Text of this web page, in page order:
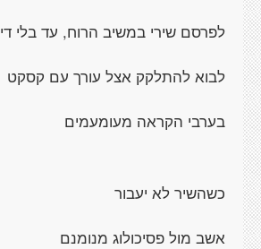
לפרסם שירי במשיב הרוח, עד בלי די
לבוא להתלקק אצל עורך עם קסקט
בערבי הקראה מעומעמים
כשהשיר לא יעבור
אשב מול פסיכולוג מנומנם